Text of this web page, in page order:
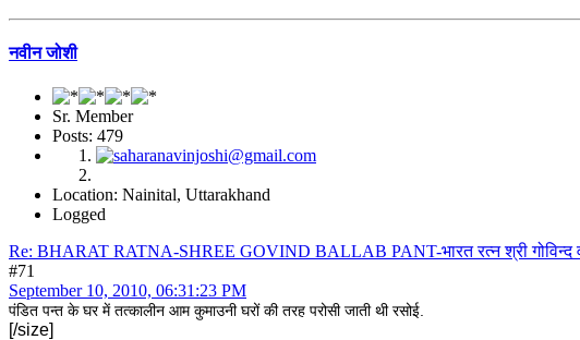
नवीन जोशी
Sr. Member
Posts: 479
Location: Nainital, Uttarakhand
Logged
Re: BHARAT RATNA-SHREE GOVIND BALLAB PANT-भारत रत्न श्री गोविन्द
#71
September 10, 2010, 06:31:23 PM
पंडित पन्त के घर में तत्कालीन आम कुमाउनी घरों की तरह परोसी जाती थी रसोई.
[/size]